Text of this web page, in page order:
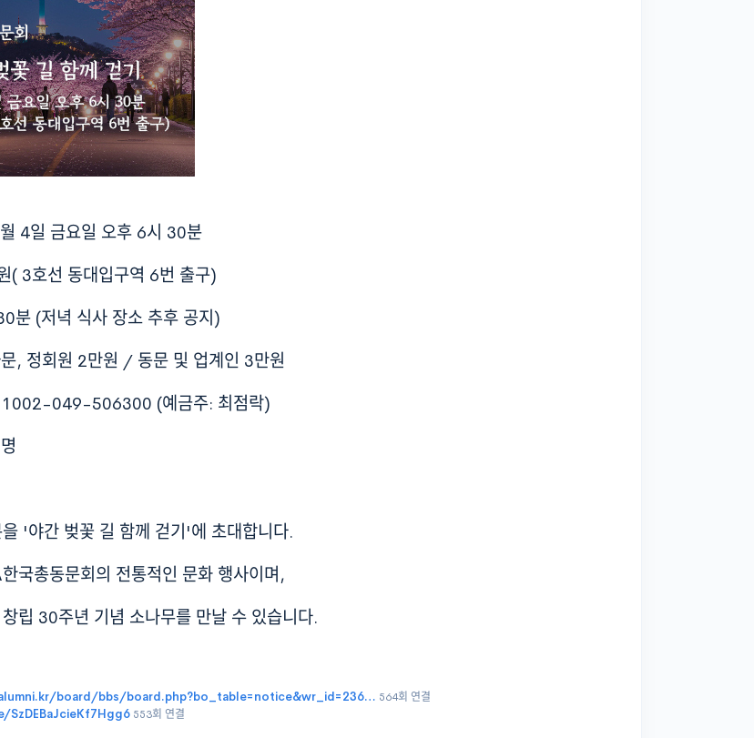
4일 금요일 오후 6시 30분
( 3호선 동대입구역 6번 출구)
분 (저녁 식사 장소 추후 공지)
, 정회원 2만원 / 동문 및 업계인 3만원
049-506300 (예금주: 최점락)
'야간 벚꽃 길 함께 걷기'에 초대합니다.
국총동문회의 전통적인 문화 행사이며,
립 30주년 기념 소나무를 만날 수 있습니다.
board/bbs/board.php?bo_table=notice&wr_id=236… 564회 연결
553회 연결